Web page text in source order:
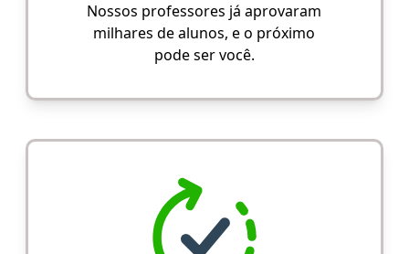
Nossos professores já aprovaram
milhares de alunos, e o próximo
pode ser você.